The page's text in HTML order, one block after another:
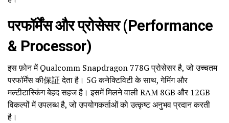
परफॉर्मेंस और प्रोसेसर (Performance
& Processor)
इस फ़ोन में Qualcomm Snapdragon 778G प्रोसेसर है, जो उच्चतम
परफॉर्मेंस की保証 देता है। 5G कनेक्टिविटी के साथ, गेमिंग और
मल्टीटास्किंग बेहद सहज है। इसमें मिलने वाली RAM 8GB और 12GB
विकल्पों में उपलब्ध है, जो उपयोगकर्ताओं को उत्कृष्ट अनुभव प्रदान करती
है।